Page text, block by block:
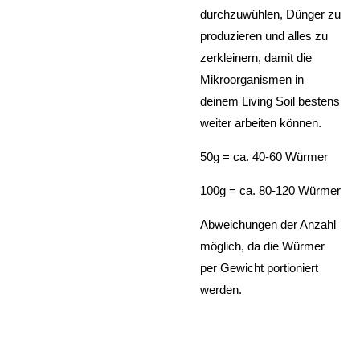
durchzuwühlen, Dünger zu
produzieren und alles zu
zerkleinern, damit die
Mikroorganismen in
deinem Living Soil bestens
weiter arbeiten können.
50g = ca. 40-60 Würmer
100g = ca. 80-120 Würmer
Abweichungen der Anzahl
möglich, da die Würmer
per Gewicht portioniert
werden.